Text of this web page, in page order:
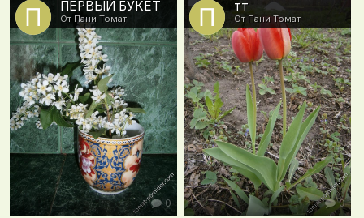
ПЕРВЫЙ БУКЕТ
От Пани Томат
0
тт
От Пани Томат
0